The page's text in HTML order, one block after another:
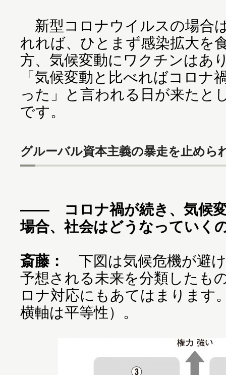
新型コロナウイルスの場合
れれば、ひとまず感染拡大を
方、気候変動にワクチンはあ
「気候変動と比べればコロナ
った」と言われる日が来たと
です。
グルーバル資本主義の暴走を止め
―― コロナ禍が続き、気候変
場合、社会はどうなっていく
斎藤：
下図は気候危機が避
予想される未来を分類したも
ロナ対応にもあてはまります
横軸は平等性）。